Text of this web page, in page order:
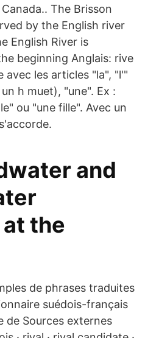
The Brisson
by the English river
English River is
beginning Anglais: rive
avec les articles "la", "l'"
h muet), "une". Ex :
ou "une fille". Avec un
and
the
de phrases traduites
suédois-français
de Sources externes